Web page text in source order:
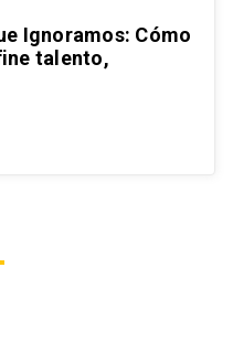
Ignoramos: Cómo
talento,